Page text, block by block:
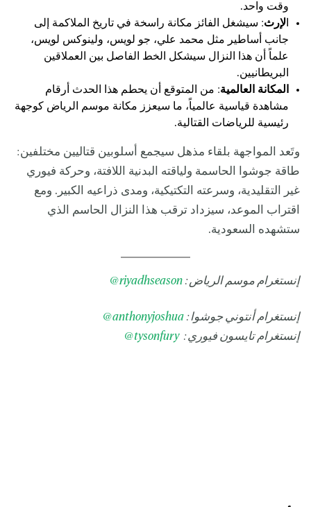
وقت واحد.
لإرث: سيشغل الفائز مكانة راسخة في تاريخ الملاكمة إلى
جانب أساطير مثل محمد علي، جو لويس، ولينوكس لويس،
علماً أن هذا النزال سيشكل الخط الفاصل بين العملاقين
البريطانيين.
المكانة العالمية: من المتوقع أن يحطم هذا الحدث أرقام
مشاهدة قياسية عالمياً، ما سيعزز مكانة موسم الرياض كوجهة
رئيسية للرياضات القتالية.
وتَعد المواجهة بلقاء مذهل سيجمع أسلوبين قتاليين مختلفين:
طاقة جوشوا الحاسمة ولياقته البدنية اللافتة، وحركة فيوري
غير التقليدية، وسرعته التكتيكية، ومدى ذراعيه الكبير. ومع
اقتراب الموعد، سيزداد ترقب هذا النزال الحاسم الذي
ستشهده السعودية.
إنستغرام موسم الرياض: riyadhseason
@
إنستغرام أنتوني جوشوا: anthonyjoshua
@
إنستغرام تايسون فيوري:tysonfury
@